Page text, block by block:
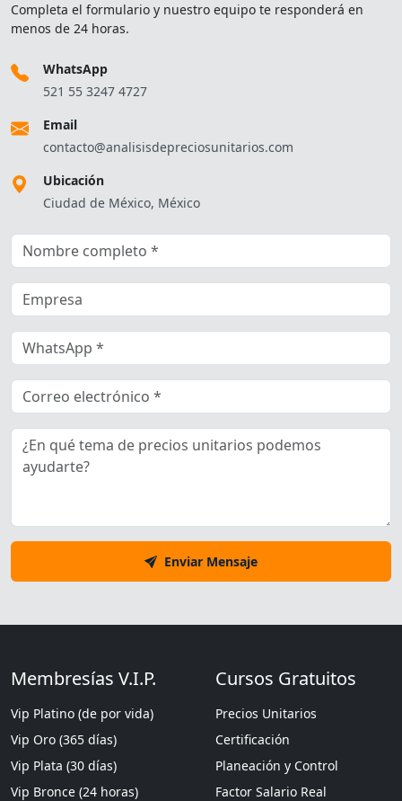
Completa el formulario y nuestro equipo te responderá en
menos de 24 horas.
WhatsApp
521 55 3247 4727
Email
contacto@analisisdepreciosunitarios.com
Ubicación
Ciudad de México, México
Enviar Mensaje
Membresías V.I.P.
Vip Platino (de por vida)
Vip Oro (365 días)
Vip Plata (30 días)
Vip Bronce (24 horas)
Cursos Gratuitos
Precios Unitarios
Certificación
Planeación y Control
Factor Salario Real